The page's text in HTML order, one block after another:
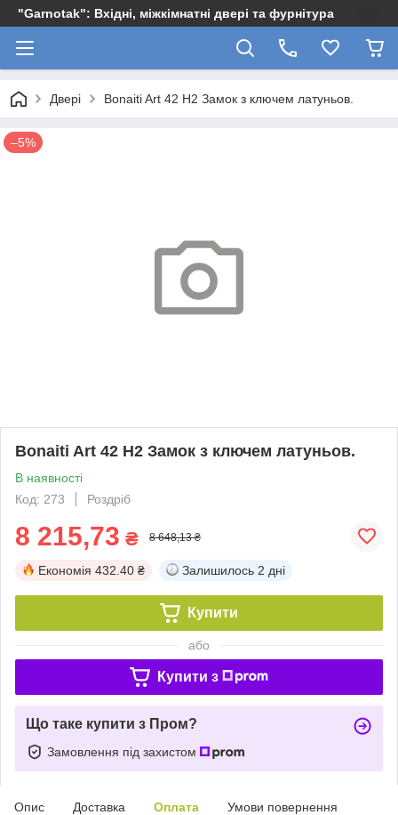
"Garnotak": Вхідні, міжкімнатні двері та фурнітура
Двері Bonaiti Art 42 H2 Замок з ключем латуньов.
–5%
Bonaiti Art 42 H2 Замок з ключем латуньов.
В наявності
Код: 273
Роздріб
8 215,73 ₴ 8 648,13 ₴
Економія 432.40 ₴ Залишилось 2 дні
Купити
або
Купити з
Що таке купити з Пром?
Замовлення під захистом
Опис Доставка Оплата Умови повернення